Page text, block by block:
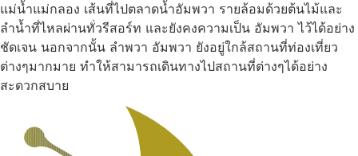
แม่น้ำแม่กลอง เส้นที่ไปตลาดน้ำอัมพวา รายล้อมด้วยต้นไม้และ
ลำน้ำที่ไหลผ่านทั่วรีสอร์ท และยังคงความเป็น อัมพวา ไว้ได้อย่าง
ชัดเจน นอกจากนั้น ลำพวา อัมพวา ยังอยู่ใกล้สถานที่ท่องเที่ยว
ต่างๆมากมาย ทำให้สามารถเดินทางไปสถานที่ต่างๆได้อย่าง
สะดวกสบาย